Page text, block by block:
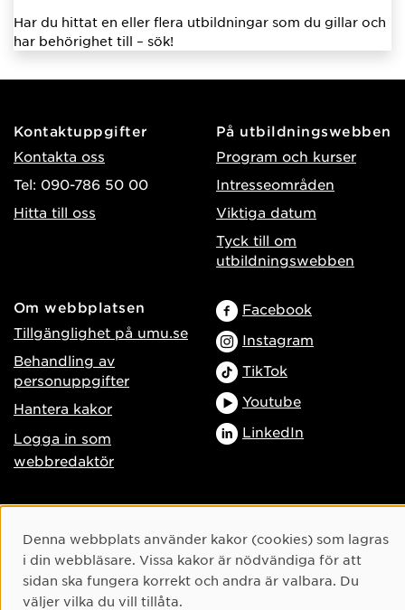
Har du hittat en eller flera utbildningar som du gillar och
har behörighet till – sök!
Kontaktuppgifter
Kontakta oss
Tel: 090-786 50 00
Hitta till oss
På utbildningswebben
Program och kurser
Intresseområden
Viktiga datum
Tyck till om
utbildningswebben
Om webbplatsen
Tillgänglighet på umu.se
Behandling av
personuppgifter
Hantera kakor
Logga in som
webbredaktör
Facebook
Instagram
TikTok
Youtube
LinkedIn
Cookie-samtycke
Denna webbplats använder kakor (cookies) som lagras
i din webbläsare. Vissa kakor är nödvändiga för att
sidan ska fungera korrekt och andra är valbara. Du
väljer vilka du vill tillåta.